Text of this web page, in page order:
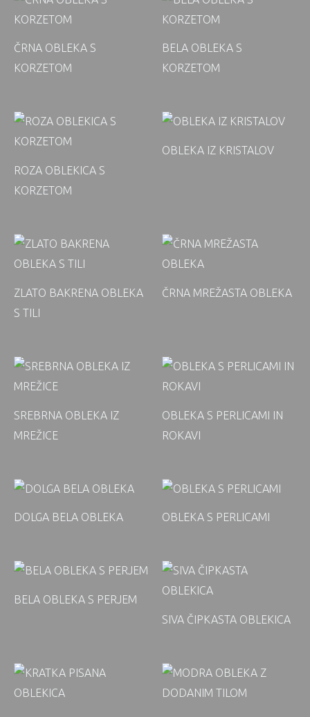
ČRNA OBLEKA S
KORZETOM
BELA OBLEKA S
KORZETOM
ROZA OBLEKICA S
KORZETOM
OBLEKA IZ KRISTALOV
ZLATO BAKRENA OBLEKA
S TILI
ČRNA MREŽASTA OBLEKA
SREBRNA OBLEKA IZ
MREŽICE
OBLEKA S PERLICAMI IN
ROKAVI
DOLGA BELA OBLEKA OBLEKA S PERLICAMI
BELA OBLEKA S PERJEM
SIVA ČIPKASTA OBLEKICA